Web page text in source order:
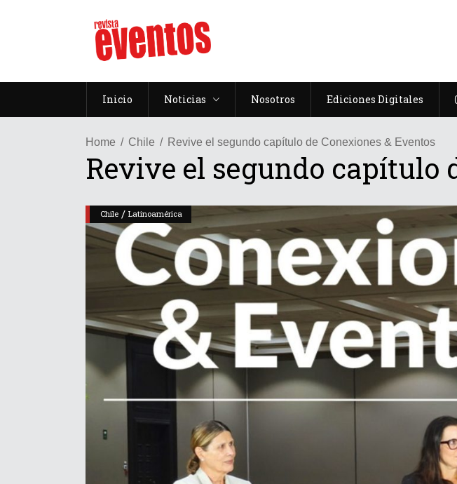
Inicio Noticias Nosotros Ediciones Digitales
Home Chile Revive el segundo capítulo de Conexiones & Eventos
Revive el segundo capítulo
Chile / Latinoamérica